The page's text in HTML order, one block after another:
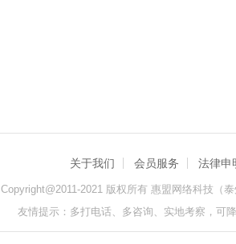
关于我们 会员服务 法律申
Copyright@2011-2021 版权所有 惠盟网络科技（
友情提示：多打电话、多咨询、实地考察，可